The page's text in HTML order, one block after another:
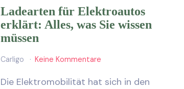
Ladearten für Elektroautos
erklärt: Alles, was Sie wissen
müssen
Carligo Keine Kommentare
Die Elektromobilität hat sich in den